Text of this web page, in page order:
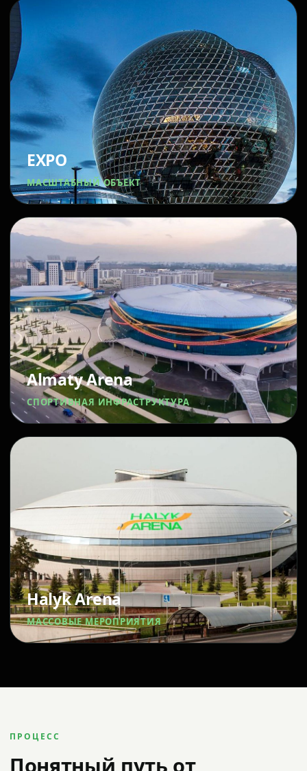
EXPO
МАСШТАБНЫЙ ОБЪЕКТ
Almaty Arena
СПОРТИВНАЯ ИНФРАСТРУКТУРА
Halyk Arena
МАССОВЫЕ МЕРОПРИЯТИЯ
ПРОЦЕСС
Понятный путь от